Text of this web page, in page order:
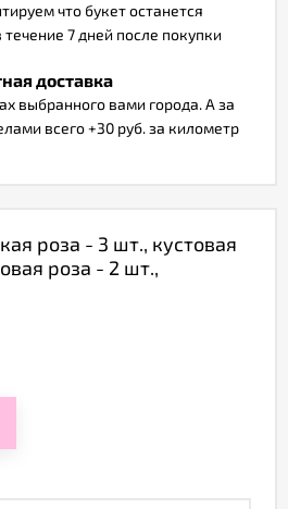
что букет останется
7 дней после покупки
доставка
выбранного вами города. А за
всего +30 руб. за километр
роза - 3 шт., кустовая
роза - 2 шт.,